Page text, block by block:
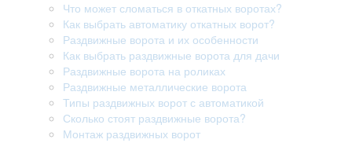
Что может сломаться в откатных воротах?
Как выбрать автоматику откатных ворот?
Раздвижные ворота и их особенности
Как выбрать раздвижные ворота для дачи
Раздвижные ворота на роликах
Раздвижные металлические ворота
Типы раздвижных ворот с автоматикой
Сколько стоят раздвижные ворота?
Монтаж раздвижных ворот